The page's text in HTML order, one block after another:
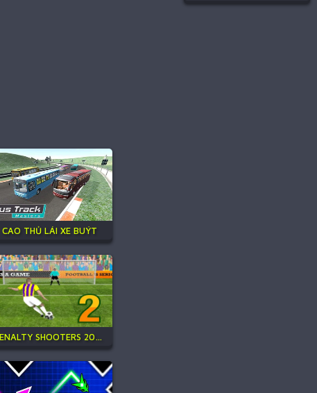
CAO THỦ LÁI XE BUÝT
PENALTY SHOOTERS 2026